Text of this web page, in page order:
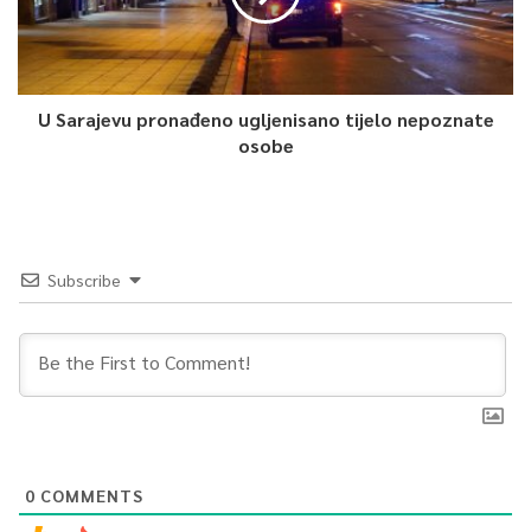
0
Article Rating
U Sarajevu pronađeno ugljenisano tijelo nepoznate
osobe
Subscribe
0 COMMENTS